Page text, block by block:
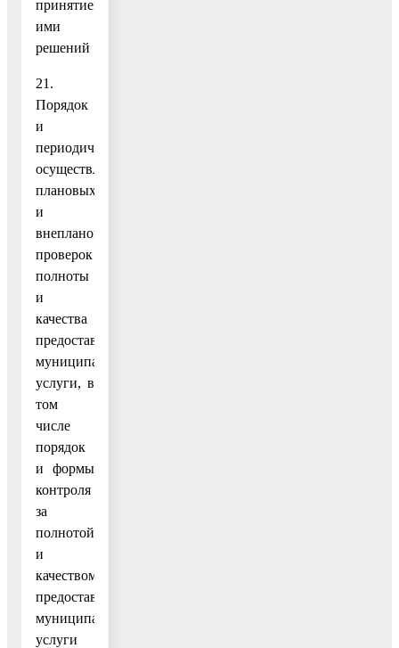
принятием
ими
решений
21.
Порядок
и
периодичность
осуществления
плановых
и
внеплановых
проверок
полноты
и
качества
предоставления
муниципальной
услуги, в
том
числе
порядок
и формы
контроля
за
полнотой
и
качеством
предоставления
муниципальной
услуги